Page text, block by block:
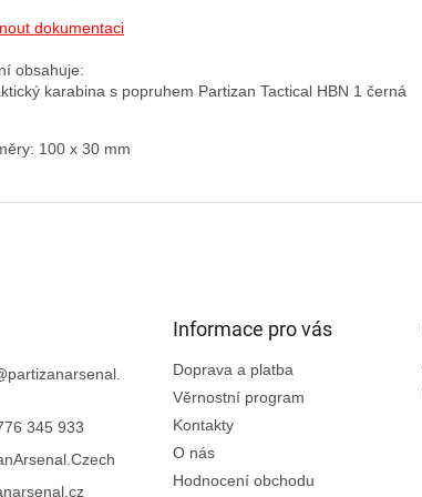
dokumentaci
obsahuje:
100 x 30 mm
partizanarsenal.
345 933
Informace pro vás
Doprava a platba
Věrnostní program
Kontakty
O nás
Hodnocení obchodu